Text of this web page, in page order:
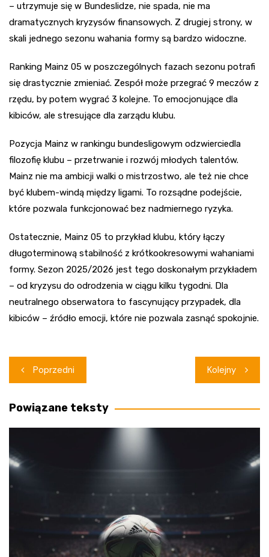
– utrzymuje się w Bundeslidze, nie spada, nie ma
dramatycznych kryzysów finansowych. Z drugiej strony, w
skali jednego sezonu wahania formy są bardzo widoczne.
Ranking Mainz 05 w poszczególnych fazach sezonu potrafi
się drastycznie zmieniać. Zespół może przegrać 9 meczów z
rzędu, by potem wygrać 3 kolejne. To emocjonujące dla
kibiców, ale stresujące dla zarządu klubu.
Pozycja Mainz w rankingu bundesligowym odzwierciedla
filozofię klubu – przetrwanie i rozwój młodych talentów.
Mainz nie ma ambicji walki o mistrzostwo, ale też nie chce
być klubem-windą między ligami. To rozsądne podejście,
które pozwala funkcjonować bez nadmiernego ryzyka.
Ostatecznie, Mainz 05 to przykład klubu, który łączy
długoterminową stabilność z krótkookresowymi wahaniami
formy. Sezon 2025/2026 jest tego doskonałym przykładem
– od kryzysu do odrodzenia w ciągu kilku tygodni. Dla
neutralnego obserwatora to fascynujący przypadek, dla
kibiców – źródło emocji, które nie pozwala zasnąć spokojnie.
Nawigacja
wpisu
Poprzedni Kolejny
Powiązane teksty